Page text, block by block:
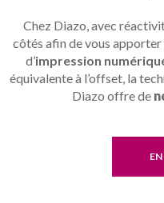
Chez Diazo, avec
côtés afin de vous
d’impression
équivalente à l’offset, la
Diazo offre de